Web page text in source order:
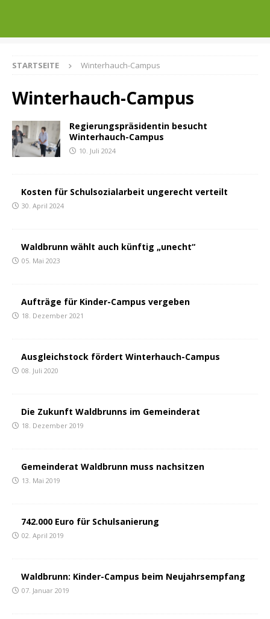
STARTSEITE Winterhauch-Campus
Winterhauch-Campus
Regierungspräsidentin besucht
Winterhauch-Campus
10. Juli 2024
Kosten für Schulsozialarbeit ungerecht verteilt
30. April 2024
Waldbrunn wählt auch künftig „unecht“
05. Mai 2023
Aufträge für Kinder-Campus vergeben
18. Dezember 2021
Ausgleichstock fördert Winterhauch-Campus
08. Juli 2020
Die Zukunft Waldbrunns im Gemeinderat
18. Dezember 2019
Gemeinderat Waldbrunn muss nachsitzen
13. Mai 2019
742.000 Euro für Schulsanierung
02. April 2019
Waldbrunn: Kinder-Campus beim Neujahrsempfang
07. Januar 2019